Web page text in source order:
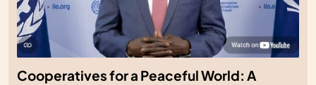
Cooperatives for a Peaceful World: A